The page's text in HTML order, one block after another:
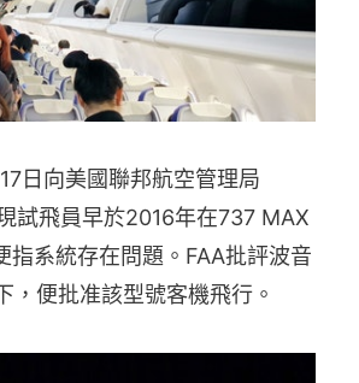
日向美國聯邦航空管理局
試飛員早於2016年在737 MAX
系統存在問題。FAA批評波音
便批准該型號客機飛行。